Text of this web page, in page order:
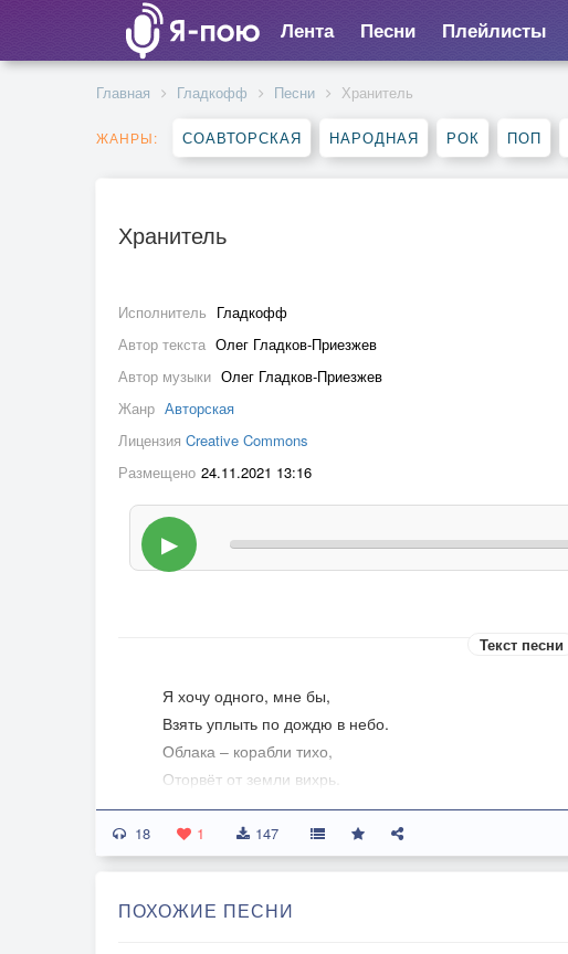
Лента Песни Плейлисты
Главная Гладкофф Песни Хранитель
ЖАНРЫ: СОАВТОРСКАЯ НАРОДНАЯ РОК ПОП
Хранитель
Исполнитель Гладкофф
Автор текста Олег Гладков-Приезжев
Автор музыки Олег Гладков-Приезжев
Жанр Авторская
Лицензия Creative Commons
Размещено 24.11.2021 13:16
▶
Текст песни
Я хочу одного, мне бы,
Взять уплыть по дождю в небо.
Облака – корабли тихо,
Оторвёт от земли вихрь.
Паруса в небеса взмоют,
А внизу голоса взвоют.
Для меня земной стаж – важен.
18 1 147
ПОХОЖИЕ ПЕСНИ